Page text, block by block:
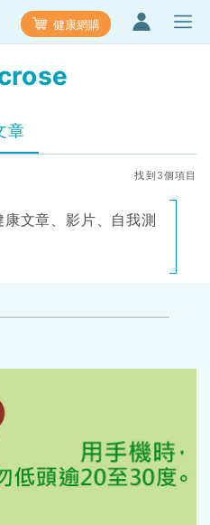
健康網購
章
找到3個項目
文章、影片、自我測